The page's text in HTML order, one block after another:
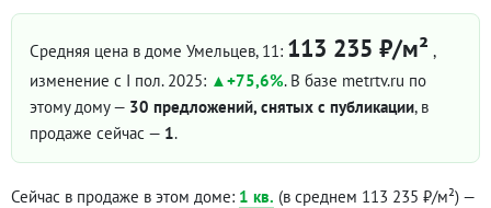
Средняя цена в доме Умельцев, 11: 113 235 ₽/м² ,
изменение с I пол. 2025:
+75,6%. В базе metrtv.ru по
этому дому — 30 предложений, снятых с публикации, в
продаже сейчас — 1.
Сейчас в продаже в этом доме: 1 кв. (в среднем 113 235 ₽/м²) —